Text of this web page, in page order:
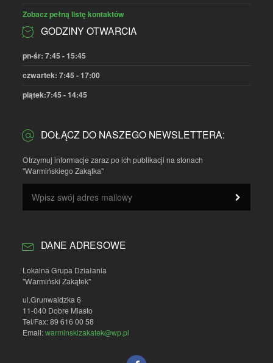
Zobacz pełną listę kontaktów
GODZINY OTWARCIA
pn-śr: 7:45 - 15:45
czwartek: 7:45 - 17:00
piątek:7:45 - 14:45
DOŁĄCZ DO NASZEGO NEWSLETTERA:
Otrzymuj informacje zaraz po ich publikacji na stonach
"Warmińskiego Zakątka"
DANE ADRESOWE
Lokalna Grupa Działania
"Warmiński Zakątek"
ul.Grunwaldzka 6
11-040 Dobre Miasto
Tel/Fax: 89 616 00 58
Email:warminskizakatek@wp.pl